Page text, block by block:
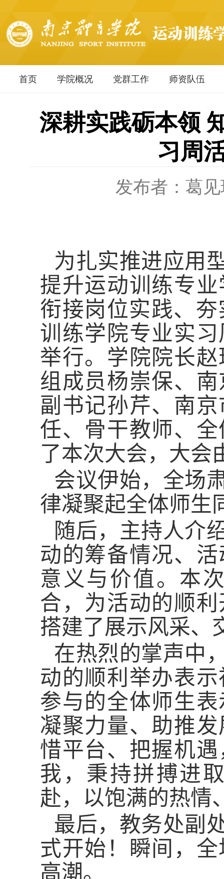
首页 学院概况 党群工作 师资队伍
深耕实践砺本领
习周
发布者：葛
为扎实推进应用
提升运动训练专
衔接岗位实践、
训练学院专业实
举行。学院院长
组成员杨崇保、
副书记孙芹、南
任、骨干教师、
了本次大会，大会
会议伊始，全场
律凝聚起全体师生
随后，主持人介
动的筹备情况、
意义与价值。本
合，为活动的顺
搭建了展示风采、
在热烈的掌声中
动的顺利举办表
参与的全体师生
凝聚力量、助推
惜平台、把握机
我，秉持拼搏进
赴，以饱满的热情
最后，教务处副
式开始！瞬间，
高潮。